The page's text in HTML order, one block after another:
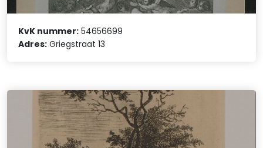
KvK nummer: 54656699
Adres: Griegstraat 13